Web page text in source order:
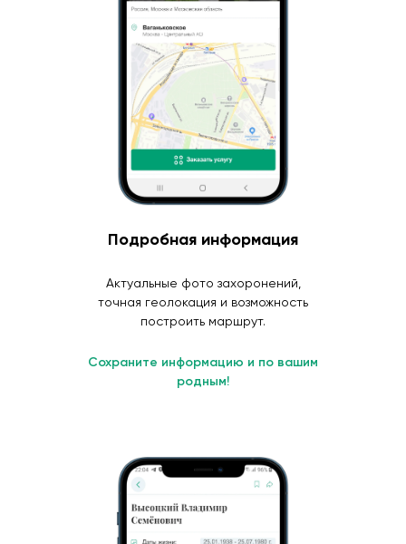
Подробная информация
Актуальные фото захоронений,
точная геолокация и возможность
построить маршрут.
Сохраните информацию и по вашим
родным!